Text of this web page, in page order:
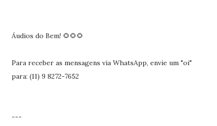
Áudios do Bem! 🌻🌻🌻
Para receber as mensagens via WhatsApp, envie um "oi"
para: (11) 9 8272-7652
---